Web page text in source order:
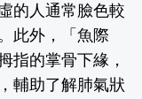
的人通常臉色較
此外，「魚際
指的掌骨下緣，
輔助了解肺氣狀